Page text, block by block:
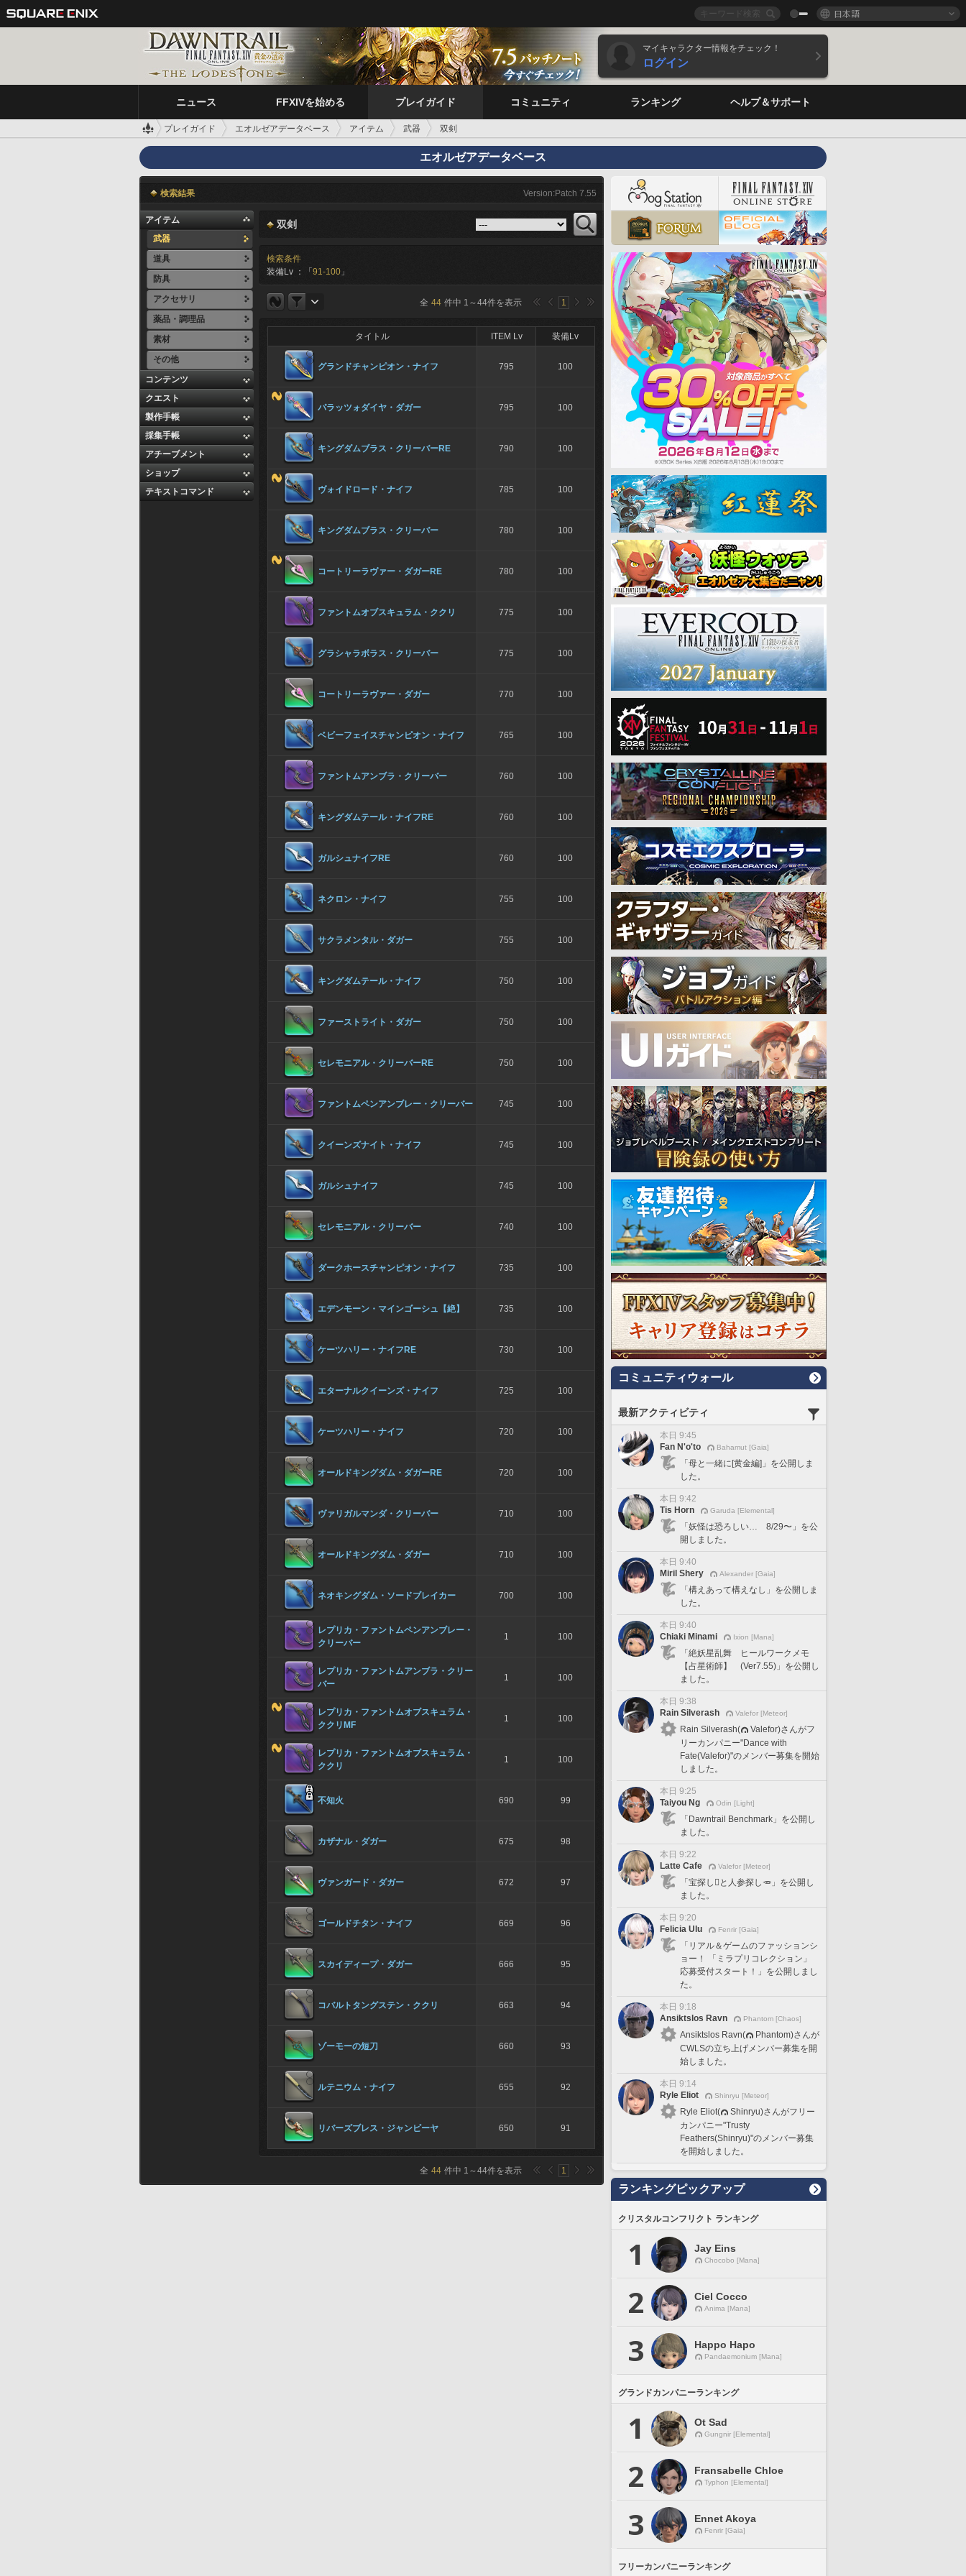
日本語
マイキャラクター情報をチェック！
ログイン
ニュース FFXIVを始める プレイガイド コミュニティ ランキング ヘルプ＆サポート
プレイガイド エオルゼアデータベース アイテム 武器 双剣
エオルゼアデータベース
検索結果 Version:Patch 7.55
アイテム
武器
道具
防具
アクセサリ
薬品・調理品
素材
その他
コンテンツ
クエスト
製作手帳
採集手帳
アチーブメント
ショップ
テキストコマンド
双剣
検索条件
装備Lv ：「 91-100 」
全 44 件中 1 ～44件を表示 1
タイトル ITEM Lv 装備Lv
グランドチャンピオン・ナイフ 795 100
パラッツォダイヤ・ダガー 795 100
キングダムブラス・クリーバーRE 790 100
ヴォイドロード・ナイフ 785 100
キングダムブラス・クリーバー 780 100
コートリーラヴァー・ダガーRE 780 100
ファントムオブスキュラム・ククリ 775 100
グラシャラボラス・クリーバー 775 100
コートリーラヴァー・ダガー 770 100
ベビーフェイスチャンピオン・ナイフ 765 100
ファントムアンブラ・クリーバー 760 100
キングダムテール・ナイフRE 760 100
ガルシュナイフRE 760 100
ネクロン・ナイフ 755 100
サクラメンタル・ダガー 755 100
キングダムテール・ナイフ 750 100
ファーストライト・ダガー 750 100
セレモニアル・クリーバーRE 750 100
ファントムペンアンブレー・クリーバー 745 100
クイーンズナイト・ナイフ 745 100
ガルシュナイフ 745 100
セレモニアル・クリーバー 740 100
ダークホースチャンピオン・ナイフ 735 100
エデンモーン・マインゴーシュ【絶】 735 100
ケーツハリー・ナイフRE 730 100
エターナルクイーンズ・ナイフ 725 100
ケーツハリー・ナイフ 720 100
オールドキングダム・ダガーRE 720 100
ヴァリガルマンダ・クリーバー 710 100
オールドキングダム・ダガー 710 100
ネオキングダム・ソードブレイカー 700 100
レプリカ・ファントムペンアンブレー・
クリーバー
1 100
レプリカ・ファントムアンブラ・クリー
バー
1 100
レプリカ・ファントムオブスキュラム・
ククリMF
1 100
レプリカ・ファントムオブスキュラム・
ククリ
1 100
不知火 690 99
カザナル・ダガー 675 98
ヴァンガード・ダガー 672 97
ゴールドチタン・ナイフ 669 96
スカイディープ・ダガー 666 95
コバルトタングステン・ククリ 663 94
ゾーモーの短刀 660 93
ルテニウム・ナイフ 655 92
リバーズブレス・ジャンビーヤ 650 91
全 44 件中 1 ～44件を表示 1
コミュニティウォール
最新アクティビティ
本日 9:45
Fan N'o'to
Bahamut [Gaia]
「母と一緒に[黄金編]」を公開しま
した。
本日 9:42
Tis Horn
Garuda [Elemental]
「妖怪は恐ろしい… 8/29〜」を公
開しました。
本日 9:40
Miril Shery
Alexander [Gaia]
「構えあって構えなし」を公開しま
した。
本日 9:40
Chiaki Minami
Ixion [Mana]
「絶妖星乱舞 ヒールワークメモ
【占星術師】 (Ver7.55)」を公開し
ました。
本日 9:38
Rain Silverash
Valefor [Meteor]
Rain Silverash(
Valefor)さんがフ
リーカンパニー"Dance with
Fate(Valefor)"のメンバー募集を開始
しました。
本日 9:25
Taiyou Ng
Odin [Light]
「Dawntrail Benchmark」を公開し
ました。
本日 9:22
Latte Cafe
Valefor [Meteor]
「宝探し🪎と人参探し🥕」を公開し
ました。
本日 9:20
Felicia Ulu
Fenrir [Gaia]
「リアル＆ゲームのファッションシ
ョー！ 「ミラプリコレクション」
応募受付スタート！」を公開しまし
た。
本日 9:18
Ansiktslos Ravn
Phantom [Chaos]
Ansiktslos Ravn(
Phantom)さんが
CWLSの立ち上げメンバー募集を開
始しました。
本日 9:14
Ryle Eliot
Shinryu [Meteor]
Ryle Eliot(
Shinryu)さんがフリー
カンパニー"Trusty
Feathers(Shinryu)"のメンバー募集
を開始しました。
ランキングピックアップ
クリスタルコンフリクト ランキング
1 Jay Eins
Chocobo [Mana]
2 Ciel Cocco
Anima [Mana]
3 Happo Hapo
Pandaemonium [Mana]
グランドカンパニーランキング
1 Ot Sad
Gungnir [Elemental]
2 Fransabelle Chloe
Typhon [Elemental]
3 Ennet Akoya
Fenrir [Gaia]
フリーカンパニーランキング